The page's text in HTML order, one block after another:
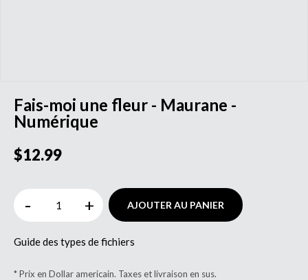
Fais-moi une fleur - Maurane -
Numérique
$12.99
- + AJOUTER AU PANIER
Guide des types de fichiers
* Prix en Dollar americain. Taxes et livraison en sus.